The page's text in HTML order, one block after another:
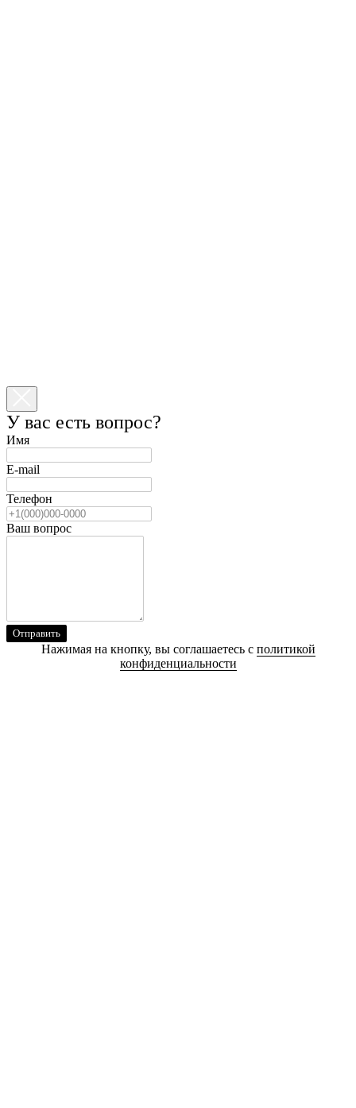
У вас есть вопрос?
Имя
E-mail
Телефон
Ваш вопрос
Отправить
Нажимая на кнопку, вы соглашаетесь с политикой
конфиденциальности